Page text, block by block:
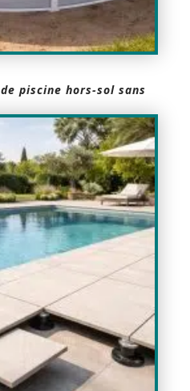
piscine hors-sol sans